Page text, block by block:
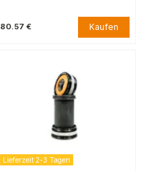
80.57 € Kaufen
Lieferzeit 2-3 Tagen